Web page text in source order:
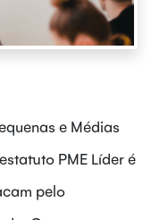
e Médias
PME Líder é
pelo